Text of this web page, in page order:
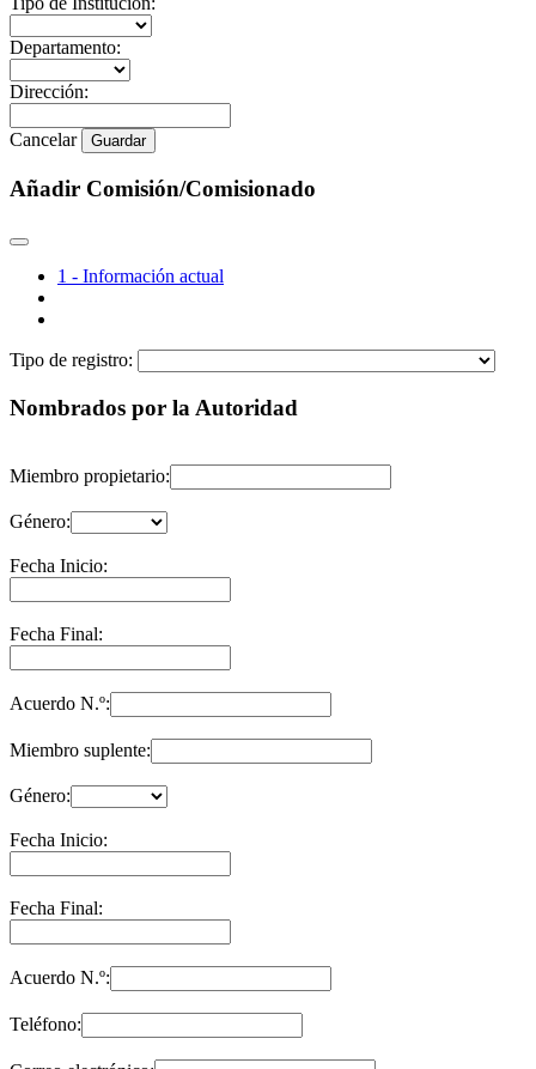
Departamento:
Dirección:
Cancelar Guardar
Añadir Comisión/Comisionado
1 - Información actual
Tipo de registro:
Nombrados por la Autoridad
Miembro propietario:
Género:
Fecha Inicio:
Fecha Final:
Acuerdo N.º:
Miembro suplente:
Género:
Fecha Inicio:
Fecha Final:
Acuerdo N.º:
Teléfono: